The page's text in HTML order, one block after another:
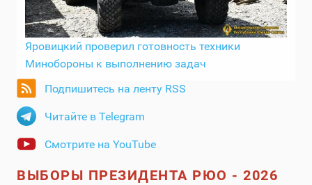
Яровицкий проверил готовность техники
Минобороны к выполнению задач
Подпишитесь на ленту RSS
Читайте в Telegram
Смотрите на YouTube
ВЫБОРЫ ПРЕЗИДЕНТА РЮО - 2026